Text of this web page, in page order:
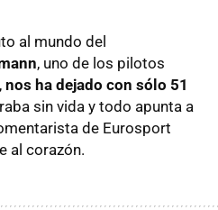
al mundo del
, uno de los pilotos
nos ha dejado con sólo 51
sin vida y todo apunta a
de Eurosport
al corazón.